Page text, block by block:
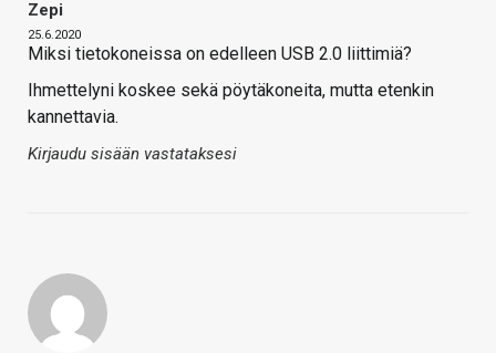
Zepi
25.6.2020
Miksi tietokoneissa on edelleen USB 2.0 liittimiä?
Ihmettelyni koskee sekä pöytäkoneita, mutta etenkin
kannettavia.
Kirjaudu sisään vastataksesi